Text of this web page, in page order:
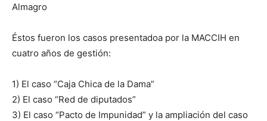
Almagro
Éstos fueron los casos presentadoa por la MACCIH en
cuatro años de gestión:
1) El caso “Caja Chica de la Dama”
2) El caso “Red de diputados”
3) El caso “Pacto de Impunidad” y la ampliación del caso